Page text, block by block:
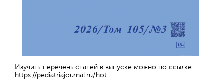
Изучить перечень статей в выпуске можно по ссылке -
https://pediatriajournal.ru/hot